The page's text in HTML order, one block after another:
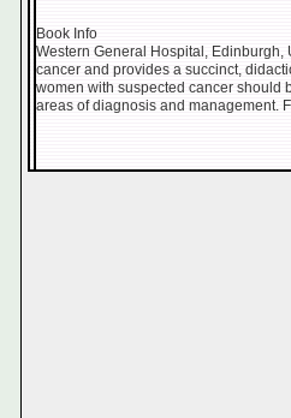
Book Info
Western General Hospital,
cancer and provides a succinct,
women with suspected cancer should
areas of diagnosis and management.